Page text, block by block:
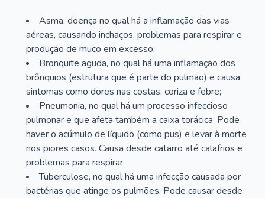
Asma, doença no qual há a inflamação das vias
aéreas, causando inchaços, problemas para respirar e
produção de muco em excesso;
Bronquite aguda, no qual há uma inflamação dos
brônquios (estrutura que é parte do pulmão) e causa
sintomas como dores nas costas, coriza e febre;
Pneumonia, no qual há um processo infeccioso
pulmonar e que afeta também a caixa torácica. Pode
haver o acúmulo de líquido (como pus) e levar à morte
nos piores casos. Causa desde catarro até calafrios e
problemas para respirar;
Tuberculose, no qual há uma infecção causada por
bactérias que atinge os pulmões. Pode causar desde